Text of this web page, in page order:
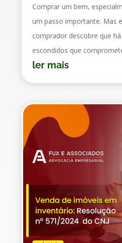
Comprar um bem,
um passo importante. Mas
comprador descobre que
escondidos que
ler mais